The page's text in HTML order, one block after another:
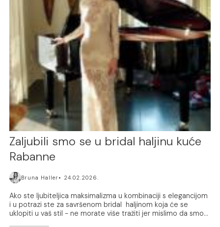
Zaljubili smo se u bridal haljinu kuće
Rabanne
Bruna Haller 24.02.2026.
Ako ste ljubiteljica maksimalizma u kombinaciji s elegancijom
i u potrazi ste za savršenom bridal haljinom koja će se
uklopiti u vaš stil - ne morate više tražiti jer mislimo da smo...